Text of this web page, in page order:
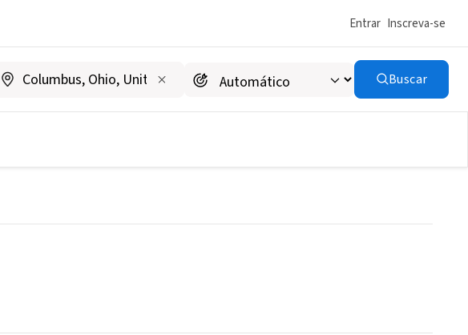
Entrar Inscreva-se
Buscar